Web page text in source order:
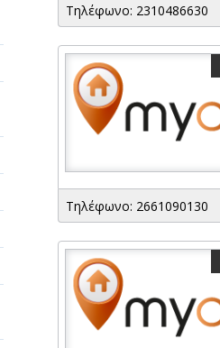
Τηλέφωνο: 2310486630
Τηλέφωνο: 2661090130